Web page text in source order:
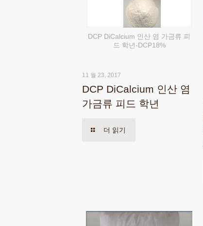
DCP DiCalcium 인산 염 가금류 피
드 학년-DCP18%
11 월 23, 2017
DCP DiCalcium 인산 염
가금류 피드 학년
더 읽기